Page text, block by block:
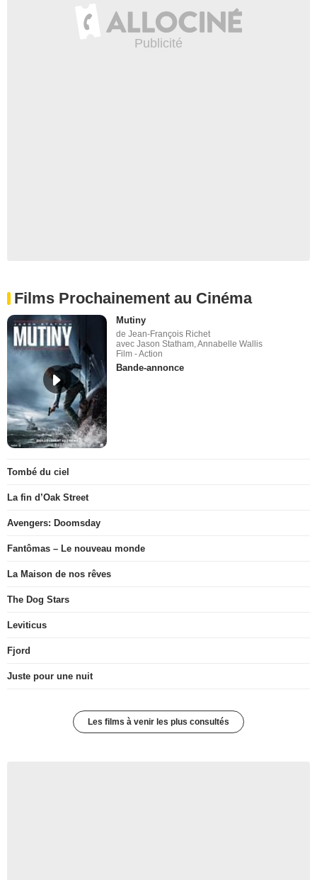
Films Prochainement au Cinéma
Mutiny
de Jean-François Richet
avec Jason Statham, Annabelle Wallis
Film - Action
Bande-annonce
Tombé du ciel
La fin d’Oak Street
Avengers: Doomsday
Fantômas – Le nouveau monde
La Maison de nos rêves
The Dog Stars
Leviticus
Fjord
Juste pour une nuit
Les films à venir les plus consultés